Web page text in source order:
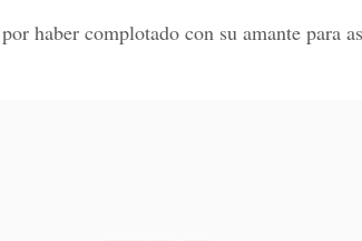
haber complotado con su amante para